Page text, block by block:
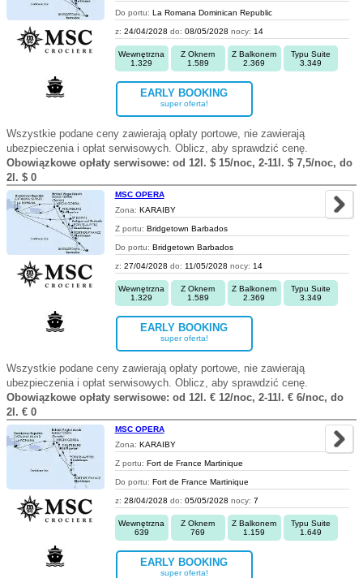
Do portu: La Romana Dominican Republic
z: 24/04/2028 do: 08/05/2028 nocy: 14
Wewnętrzna
1.329
Z Oknem
1.589
Z Balkonem
2.369
Typu Suite
3.349
EARLY BOOKING
super oferta!
Wszystkie podane ceny zawierają opłaty portowe, nie zawierają
ubezpieczenia i opłat serwisowych. Oblicz, aby sprawdzić cenę.
Obowiązkowe opłaty serwisowe: od 12l. $ 15/noc, 2-11l. $ 7,5/noc, do
2l. $ 0
MSC OPERA
Zona: KARAIBY
Z portu: Bridgetown Barbados
Do portu: Bridgetown Barbados
z: 27/04/2028 do: 11/05/2028 nocy: 14
Wewnętrzna
1.329
Z Oknem
1.589
Z Balkonem
2.369
Typu Suite
3.349
EARLY BOOKING
super oferta!
Wszystkie podane ceny zawierają opłaty portowe, nie zawierają
ubezpieczenia i opłat serwisowych. Oblicz, aby sprawdzić cenę.
Obowiązkowe opłaty serwisowe: od 12l. € 12/noc, 2-11l. € 6/noc, do
2l. € 0
MSC OPERA
Zona: KARAIBY
Z portu: Fort de France Martinique
Do portu: Fort de France Martinique
z: 28/04/2028 do: 05/05/2028 nocy: 7
Wewnętrzna
639
Z Oknem
769
Z Balkonem
1.159
Typu Suite
1.649
EARLY BOOKING
super oferta!